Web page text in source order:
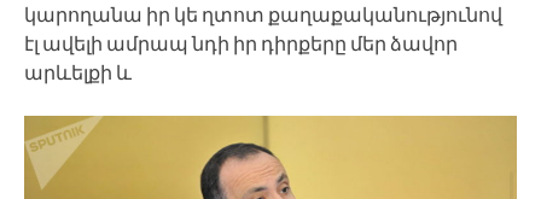
կարողանա իր կե ղտոտ քաղաքականությունով
էլ ավելի ամրապ նդի իր դիրքերը մեր ձավոր
արևելքի և